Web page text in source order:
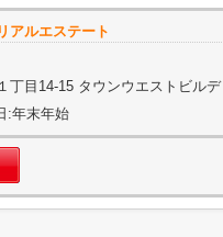
アルエステート
丁目14-15 タウンウエストビル
:年末年始